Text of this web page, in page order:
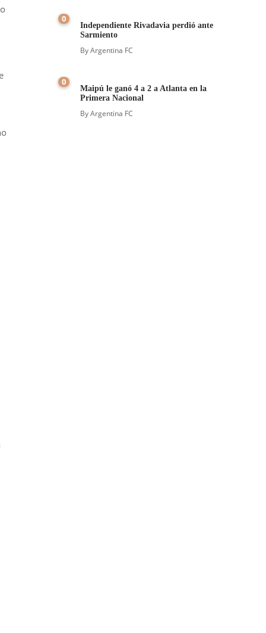
0
Independiente Rivadavia perdió ante
Sarmiento
ByArgentina FC
0
Maipú le ganó 4 a 2 a Atlanta en la
Primera Nacional
ByArgentina FC